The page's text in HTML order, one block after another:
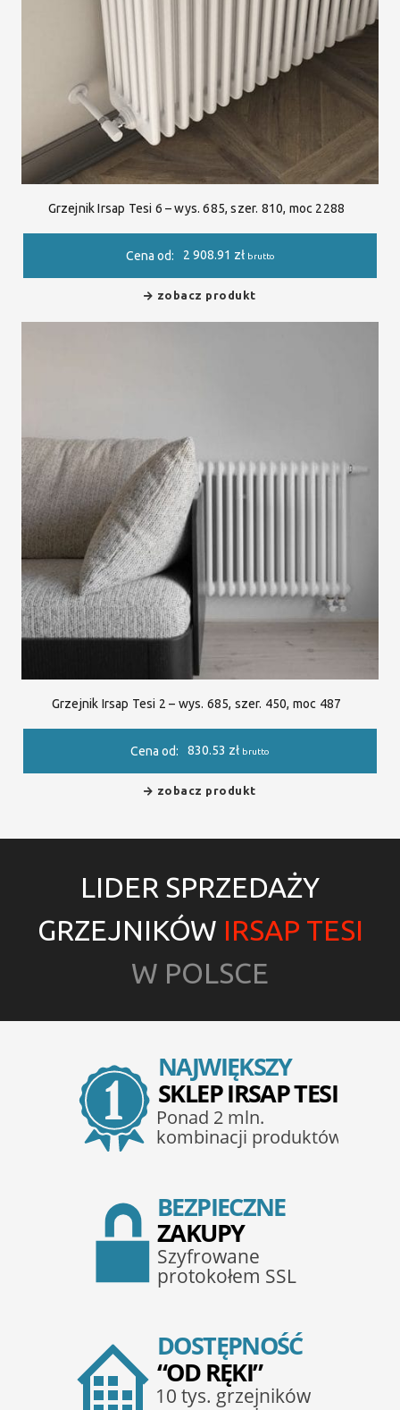
Grzejnik Irsap Tesi 6 – wys. 685, szer. 810, moc 2288
Cena od: 2 908.91 zł brutto
zobacz produkt
Grzejnik Irsap Tesi 2 – wys. 685, szer. 450, moc 487
Cena od: 830.53 zł brutto
zobacz produkt
LIDER SPRZEDAŻY
GRZEJNIKÓW IRSAP TESI
W POLSCE